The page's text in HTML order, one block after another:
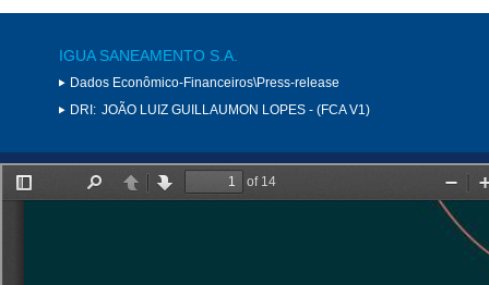
IGUA SANEAMENTO S.A.
Dados Econômico-Financeiros\Press-release
DRI: JOÃO LUIZ GUILLAUMON LOPES - (FCA V1)